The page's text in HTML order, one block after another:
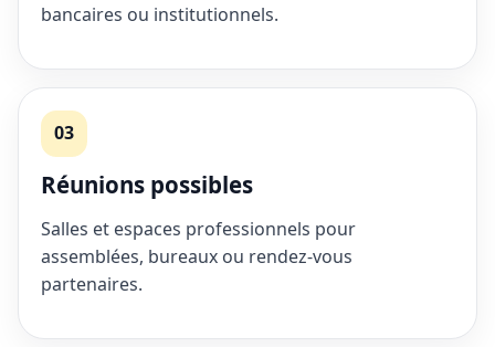
bancaires ou institutionnels.
03
Réunions possibles
Salles et espaces professionnels pour
assemblées, bureaux ou rendez-vous
partenaires.